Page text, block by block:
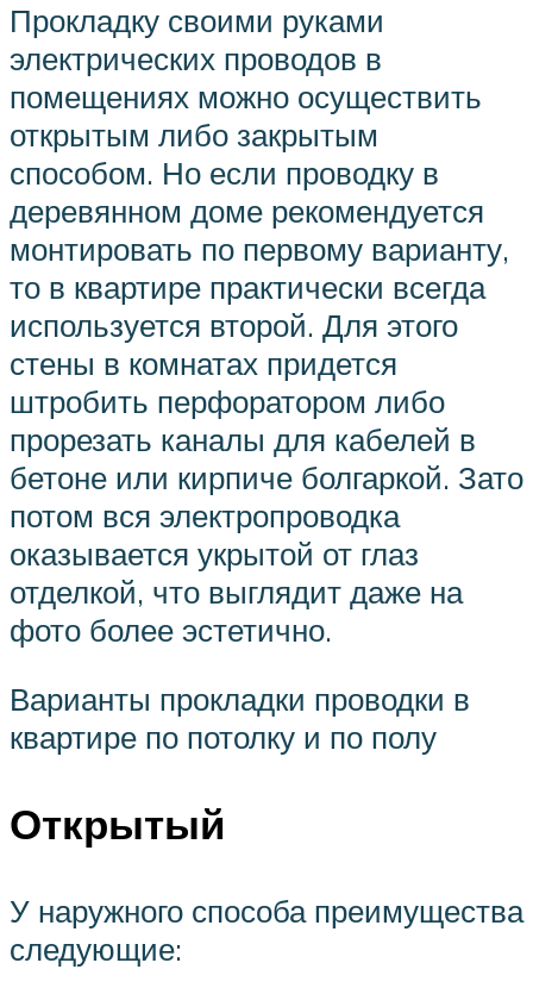
Прокладку своими руками
электрических проводов в
помещениях можно осуществить
открытым либо закрытым
способом. Но если проводку в
деревянном доме рекомендуется
монтировать по первому варианту,
то в квартире практически всегда
используется второй. Для этого
стены в комнатах придется
штробить перфоратором либо
прорезать каналы для кабелей в
бетоне или кирпиче болгаркой. Зато
потом вся электропроводка
оказывается укрытой от глаз
отделкой, что выглядит даже на
фото более эстетично.
Варианты прокладки проводки в
квартире по потолку и по полу
Открытый
У наружного способа преимущества
следующие: